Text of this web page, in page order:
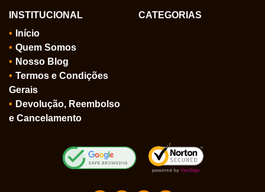
INSTITUCIONAL
Início
Quem Somos
Nosso Blog
Termos e Condições
Gerais
Devolução, Reembolso
e Cancelamento
CATEGORIAS